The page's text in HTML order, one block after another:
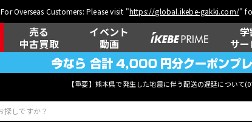
For Overseas Customers: Please visit "https://global.ikebe-gakki.com/"
売る
中古買取
イベント
動画
学
サ
【重要】熊本県で発生した地震に伴う配送の遅延について(07